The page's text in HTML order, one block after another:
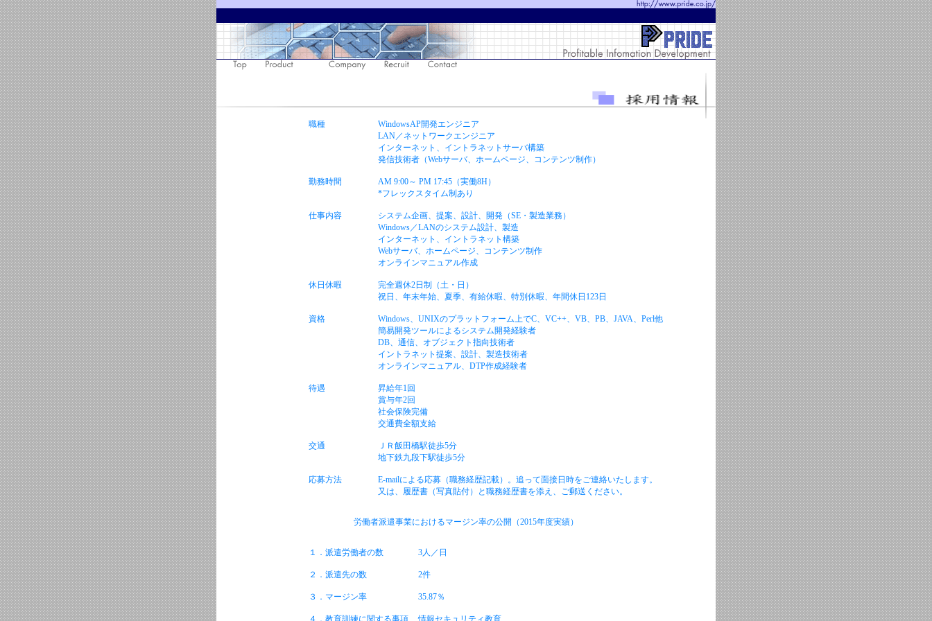
職種
WindowsAP開発エンジニア
LAN／ネットワークエンジニア
インターネット、イントラネットサーバ構築
発信技術者（Webサーバ、ホームページ、コンテンツ制作）
勤務時間
AM 9:00～ PM 17:45（実働8H）
*フレックスタイム制あり
仕事内容
システム企画、提案、設計、開発（SE・製造業務）
Windows／LANのシステム設計、製造
インターネット、イントラネット構築
Webサーバ、ホームページ、コンテンツ制作
オンラインマニュアル作成
休日休暇
完全週休2日制（土・日）
祝日、年末年始、夏季、有給休暇、特別休暇、年間休日123日
資格
Windows、UNIXのプラットフォーム上でC、VC++、VB、PB、JAVA、Perl他
簡易開発ツールによるシステム開発経験者
DB、通信、オブジェクト指向技術者
イントラネット提案、設計、製造技術者
オンラインマニュアル、DTP作成経験者
待遇
昇給年1回
賞与年2回
社会保険完備
交通費全額支給
交通
ＪＲ飯田橋駅徒歩5分
地下鉄九段下駅徒歩5分
応募方法
E-mailによる応募（職務経歴記載）。追って面接日時をご連絡いたします。
又は、履歴書（写真貼付）と職務経歴書を添え、ご郵送ください。
労働者派遣事業におけるマージン率の公開（2015年度実績）
１．派遣労働者の数 3人／日
２．派遣先の数 2件
３．マージン率 35.87％
４．教育訓練に関する事項 情報セキュリティ教育